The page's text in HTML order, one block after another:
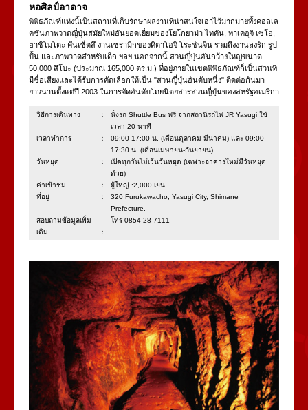
หอศิลป์อาดาจ
พิพิธภัณฑ์แห่งนี้เป็นสถานที่เก็บรักษาผลงานที่น่าสนใจเอาไว้มากมายทั้งคอลเล
คชั่นภาพวาดญี่ปุ่นสมัยใหม่อันยอดเยี่ยมของโยโกยาม่า ไทคัน, ทาเคอุจิ เซโฮ,
ฮาชิโมโตะ คันเซ็ตสึ งานเซรามิกของคิตาโอจิ โระซันจิน รวมถึงงานลงรัก รูป
ปั้น และภาพวาดสำหรับเด็ก ฯลฯ นอกจากนี้ สวนญี่ปุ่นอันกว้างใหญ่ขนาด
50,000 สึโบะ (ประมาณ 165,000 ตร.ม.) ที่อยู่ภายในเขตพิพิธภัณฑ์ก็เป็นสวนที่
มีชื่อเสียงและได้รับการคัดเลือกให้เป็น "สวนญี่ปุ่นอันดับหนึ่ง" ติดต่อกันมา
ยาวนานตั้งแต่ปี 2003 ในการจัดอันดับโดยนิตยสารสวนญี่ปุ่นของสหรัฐอเมริกา
วิธีการเดินทาง：
นั่งรถ Shuttle Bus ฟรี จากสถานีรถไฟ JR Yasugi ใช้
เวลา 20 นาที
เวลาทำการ：
09:00-17:00 น. (เดือนตุลาคม-มีนาคม) และ 09:00-
17:30 น. (เดือนเมษายน-กันยายน)
วันหยุด：
เปิดทุกวันไม่เว้นวันหยุด (เฉพาะอาคารใหม่มีวันหยุด
ด้วย)
ค่าเข้าชม：
ผู้ใหญ่ :2,000 เยน
ที่อยู่：
320 Furukawacho, Yasugi City, Shimane
Prefecture.
สอบถามข้อมูลเพิ่ม
เติม：
โทร 0854-28-7111